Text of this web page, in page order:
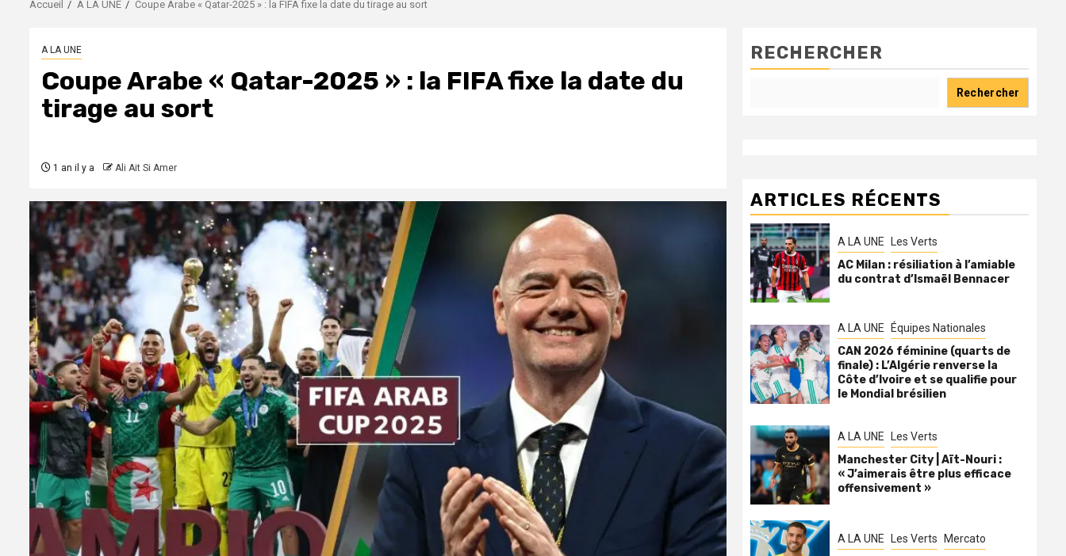
Accueil A LA UNE Coupe Arabe « Qatar-2025 » : la FIFA fixe la date du tirage au sort
A LA UNE
Coupe Arabe « Qatar-2025 » : la FIFA fixe la date du
tirage au sort
1 an il y a Ali Ait Si Amer
RECHERCHER
Rechercher
ARTICLES RÉCENTS
A LA UNE Les Verts
AC Milan : résiliation à l’amiable
du contrat d’Ismaël Bennacer
A LA UNE Équipes Nationales
CAN 2026 féminine (quarts de
finale) : L’Algérie renverse la
Côte d’Ivoire et se qualifie pour
le Mondial brésilien
A LA UNE Les Verts
Manchester City | Aït-Nouri :
« J’aimerais être plus efficace
offensivement »
A LA UNE Les Verts Mercato